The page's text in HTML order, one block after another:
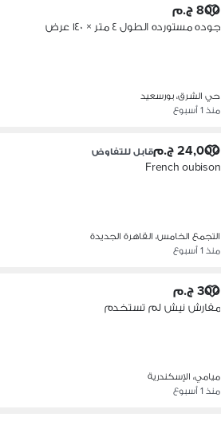
800 ج.م
جوده مستورده الطول ٤ متر × ١٤٠ عرض
حي الشرق، بورسعيد
منذ 1 أسبوع
24,000 ج.م قابل للتفاوض
French oubison
التجمع الخامس، القاهرة الجديدة
منذ 1 أسبوع
300 ج.م
مفارش نيش لم تستخدم
ميامي، الإسكندرية
منذ 1 أسبوع